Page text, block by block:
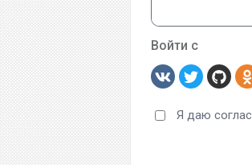
Войти с
Я даю